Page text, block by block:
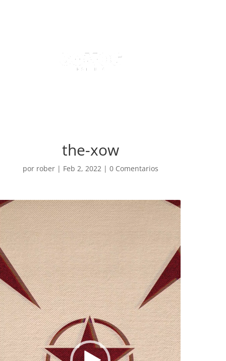
the-xow
por rober| Feb 2, 2022| 0 Comentarios
Reproductor
de
vídeo